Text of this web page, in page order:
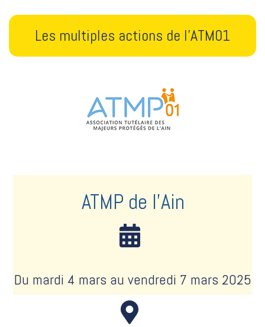
Les multiples actions de l’ATM01
ATMP de l'Ain
Du mardi 4 mars au vendredi 7 mars 2025